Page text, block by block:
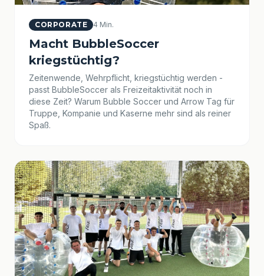
CORPORATE 4 Min.
Macht BubbleSoccer
kriegstüchtig?
Zeitenwende, Wehrpflicht, kriegstüchtig werden -
passt BubbleSoccer als Freizeitaktivität noch in
diese Zeit? Warum Bubble Soccer und Arrow Tag für
Truppe, Kompanie und Kaserne mehr sind als reiner
Spaß.